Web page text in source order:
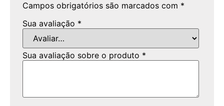
Campos obrigatórios são marcados com *
Sua avaliação *
Sua avaliação sobre o produto *